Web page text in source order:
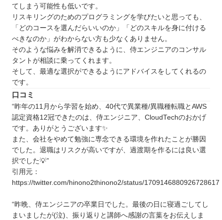
てしまう可能性も低いです。
リスキリングのためのプログラミングを学びたいと思っても、
「どのコースを選んだらいいのか」「どのスキルを身に付ける
べきなのか」がわからない方も少なくありません。
そのような悩みを解消できるように、侍エンジニアのコンサル
タントが相談に乗ってくれます。
そして、最適な選択ができるようにアドバイスをしてくれるの
です。
口コミ
“昨年の11月から学習を始め、40代で異業種/異職種転職とAWS
認定資格12冠できたのは、侍エンジニア、CloudTechのおかげ
です。ありがとうございます✨
また、会社をやめて勉強に専念できる環境を作れたことが勝因
でした。退職はリスクが高いですが、過渡期を作るには良い選
択でした💡”
引用元：
https://twitter.com/hinono2thinono2/status/1709146880926728617
“昨晩、侍エンジニアの卒業日でした。最後の日に寝過ごしてし
まいましたが(泣)、振り返りと講師へ感謝の言葉をお伝えしま